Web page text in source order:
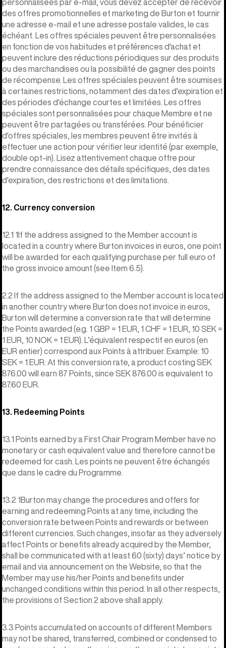
personnalisées par e-mail, vous devez accepter de recevoir
des offres promotionnelles et marketing de Burton et fournir
une adresse e-mail et une adresse postale valides, le cas
échéant. Les offres spéciales peuvent être personnalisées
en fonction de vos habitudes et préférences d'achat et
peuvent inclure des réductions périodiques sur des produits
ou des marchandises ou la possibilité de gagner des points
de récompense. Les offres spéciales peuvent être soumises
à certaines restrictions, notamment des dates d'expiration et
des périodes d'échange courtes et limitées. Les offres
spéciales sont personnalisées pour chaque Membre et ne
peuvent être partagées ou transférées. Pour bénéficier
d'offres spéciales, les membres peuvent être invités à
effectuer une action pour vérifier leur identité (par exemple,
double opt-in). Lisez attentivement chaque offre pour
prendre connaissance des détails spécifiques, des dates
d'expiration, des restrictions et des limitations.
12. Currency conversion
12.1 1If the address assigned to the Member account is
located in a country where Burton invoices in euros, one point
will be awarded for each qualifying purchase per full euro of
the gross invoice amount (see Item 6.5).
2.2 If the address assigned to the Member account is located
in another country where Burton does not invoice in euros,
Burton will determine a conversion rate that will determine
the Points awarded (e.g. 1 GBP = 1 EUR, 1 CHF = 1 EUR, 10 SEK =
1 EUR, 10 NOK = 1 EUR). L’équivalent respectif en euros (en
EUR entier) correspond aux Points à attribuer. Example: 10
SEK = 1 EUR: At this conversion rate, a product costing SEK
876.00 will earn 87 Points, since SEK 876.00 is equivalent to
87.60 EUR.
13. Redeeming Points
13.1 Points earned by a First Chair Program Member have no
monetary or cash equivalent value and therefore cannot be
redeemed for cash. Les points ne peuvent être échangés
que dans le cadre du Programme.
13.2 1Burton may change the procedures and offers for
earning and redeeming Points at any time, including the
conversion rate between Points and rewards or between
different currencies. Such changes, insofar as they adversely
affect Points or benefits already acquired by the Member,
shall be communicated with at least 60 (sixty) days’ notice by
email and via announcement on the Website, so that the
Member may use his/her Points and benefits under
unchanged conditions within this period. In all other respects,
the provisions of Section 2 above shall apply.
3.3 Points accumulated on accounts of different Members
may not be shared, transferred, combined or condensed to